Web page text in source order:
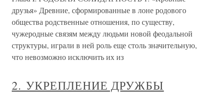
друзья» Древние, сформированные в лоне родового
общества родственные отношения, по существу,
чужеродные связям между людьми новой феодальной
структуры, играли в ней роль еще столь значительную,
что невозможно исключить их из
2. УКРЕПЛЕНИЕ ДРУЖБЫ